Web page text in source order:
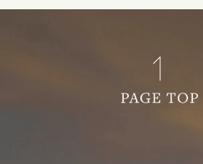
2022年08月 (2)